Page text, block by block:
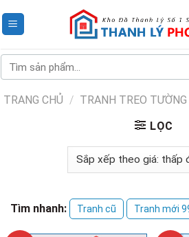
to
Tìm
kiếm:
TRANG CHỦ / TRANH TREO TƯỜNG
LỌC
Tìm nhanh: Tranh cũ Tranh mới